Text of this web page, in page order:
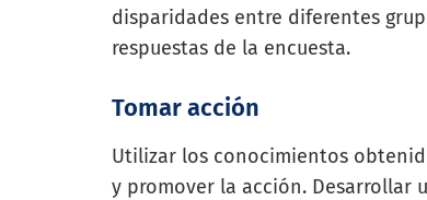
disparidades entre diferentes
respuestas de la encuesta.
Tomar acción
Utilizar los conocimientos
y promover la acción. Desarrollar